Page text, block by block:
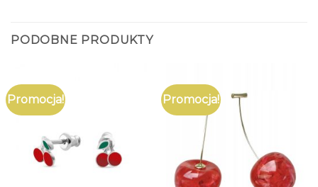
PODOBNE PRODUKTY
Promocja! Promocja!